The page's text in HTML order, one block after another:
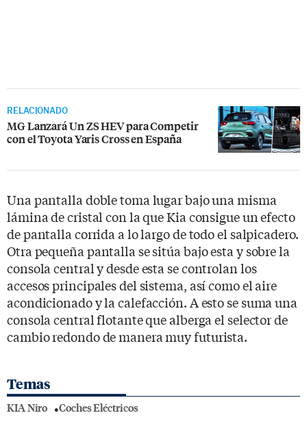
RELACIONADO
MG Lanzará Un ZS HEV para Competir
con el Toyota Yaris Cross en España
Una pantalla doble toma lugar bajo una misma
lámina de cristal con la que Kia consigue un efecto
de pantalla corrida a lo largo de todo el salpicadero.
Otra pequeña pantalla se sitúa bajo esta y sobre la
consola central y desde esta se controlan los
accesos principales del sistema, así como el aire
acondicionado y la calefacción. A esto se suma una
consola central flotante que alberga el selector de
cambio redondo de manera muy futurista.
Temas
KIA Niro Coches Eléctricos